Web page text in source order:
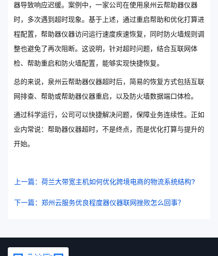
器导致响应迟缓。案例中，一家公司在使用泉州云帮助器仪器
时，多次遇到超时现象。基于上述，通过重启帮助和优化打算进
程配置，帮助器仪器访问运行速度疾速恢复，同时防火墙规则调
整也避免了再次阻断。这说明，针对超时问题，结合互联网体
检、帮助重启和防火墙配置，能够实现快捷恢复。
总的来说，泉州云帮助器仪器超时后，简易的恢复方式包括互联
网排查、帮助或帮助器仪器重启，以及防火墙数据端口体检。
通过科学运行，公司可以快捷解决问题，保障业务连续性。正如
业内常说：帮助器仪器超时，不是终点，而是优化打算与提升的
开始。
上一篇：荷兰大带宽主机如何优化跨境电商的物流系统结构?
下一篇：郑州云服务优良程度器仪器联网挫败怎么回事？